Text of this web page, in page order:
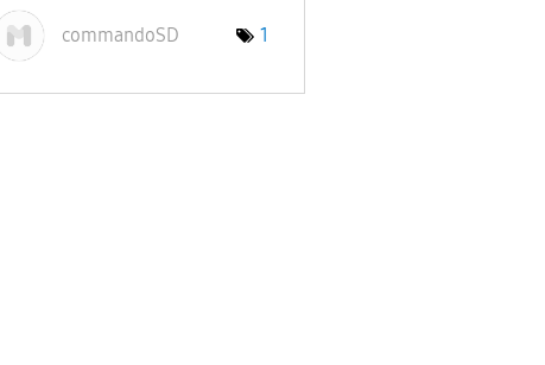
commandoSD 1